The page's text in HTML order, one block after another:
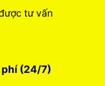
tư vấn
(24/7)